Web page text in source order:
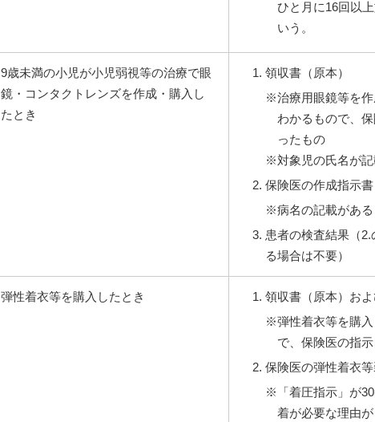
ひと月に16回以
いう。
9歳未満の小児が小児弱視等の治療で眼
鏡・コンタクトレンズを作成・購入し
たとき
領収書（原本）
※治療用眼鏡等を
わかるもので、
ったもの
※対象児の氏名が
保険医の作成指示書
※病名の記載がある
患者の検査結果（
る場合は不要）
弾性着衣等を購入したとき
領収書（原本）およ
※弾性着衣等を購
で、保険医の指
保険医の弾性着衣等
※「着圧指示」が
着が必要な理由